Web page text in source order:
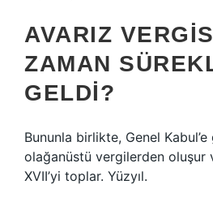
AVARIZ
ZAMAN
GELDI?
Bununla birlikte, Genel
olağanüstü vergilerden oluşur
XVII’yi toplar. Yüzyıl.